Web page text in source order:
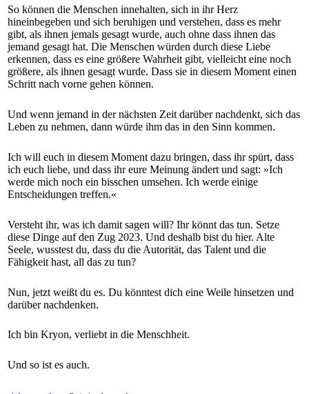
So können die Menschen innehalten, sich in ihr Herz
hineinbegeben und sich beruhigen und verstehen, dass es mehr
gibt, als ihnen jemals gesagt wurde, auch ohne dass ihnen das
jemand gesagt hat. Die Menschen würden durch diese Liebe
erkennen, dass es eine größere Wahrheit gibt, vielleicht eine noch
größere, als ihnen gesagt wurde. Dass sie in diesem Moment einen
Schritt nach vorne gehen können.
Und wenn jemand in der nächsten Zeit darüber nachdenkt, sich das
Leben zu nehmen, dann würde ihm das in den Sinn kommen.
Ich will euch in diesem Moment dazu bringen, dass ihr spürt, dass
ich euch liebe, und dass ihr eure Meinung ändert und sagt: »Ich
werde mich noch ein bisschen umsehen. Ich werde einige
Entscheidungen treffen.«
Versteht ihr, was ich damit sagen will? Ihr könnt das tun. Setze
diese Dinge auf den Zug 2023. Und deshalb bist du hier. Alte
Seele, wusstest du, dass du die Autorität, das Talent und die
Fähigkeit hast, all das zu tun?
Nun, jetzt weißt du es. Du könntest dich eine Weile hinsetzen und
darüber nachdenken.
Ich bin Kryon, verliebt in die Menschheit.
Und so ist es auch.